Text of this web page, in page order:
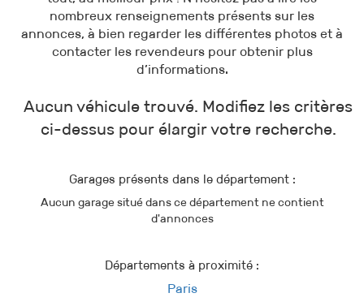
nombreux renseignements présents sur les
annonces, à bien regarder les différentes photos et à
contacter les revendeurs pour obtenir plus
d’informations.
Aucun véhicule trouvé. Modifiez les critères
ci-dessus pour élargir votre recherche.
Garages présents dans le département :
Aucun garage situé dans ce département ne contient
d'annonces
Départements à proximité :
Paris